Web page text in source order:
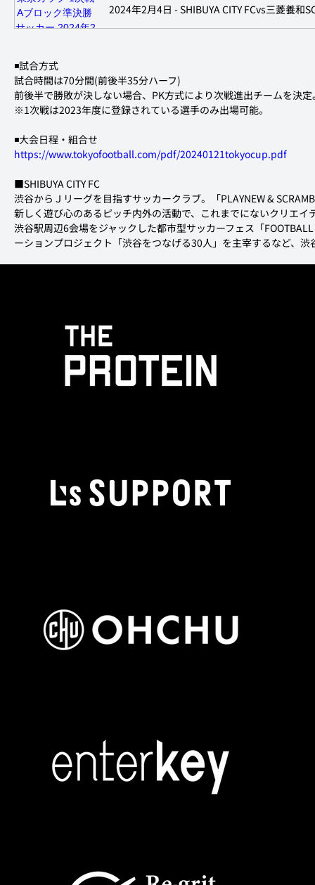
◾️試合方式
試合時間は70分間(前後半35分ハーフ)
前後半で勝敗が決しない場合、PK方式により次戦進出チームを決定
※1次戦は2023年度に登録されている選手のみ出場可能。
◾️大会日程・組合せ
https://www.tokyofootball.com/pdf/20240121tokyocup.pdf
■SHIBUYA CITY FC
渋谷からＪリーグを目指すサッカークラブ。「PLAYNEW &
新しく遊び心のあるピッチ内外の活動で、これまでにないクリエイ
渋谷駅周辺6会場をジャックした都市型サッカーフェス「
ーションプロジェクト「渋谷をつなげる30人」を主宰するなど、